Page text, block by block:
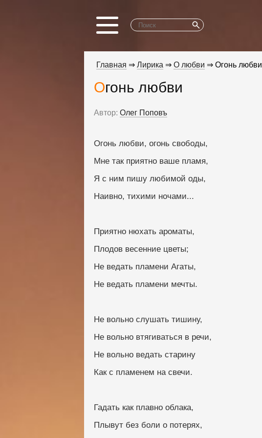
Главная ⇒ Лирика ⇒ О любви ⇒ Огонь любви
Огонь любви
Автор: Олег Поповъ
Огонь любви, огонь свободы,
Мне так приятно ваше пламя,
Я с ним пишу любимой оды,
Наивно, тихими ночами...
Приятно нюхать ароматы,
Плодов весенние цветы;
Не ведать пламени Агаты,
Не ведать пламени мечты.
Не вольно слушать тишину,
Не вольно втягиваться в речи,
Не вольно ведать старину
Как с пламенем на свечи.
Гадать как плавно облака,
Плывут без боли о потерях,